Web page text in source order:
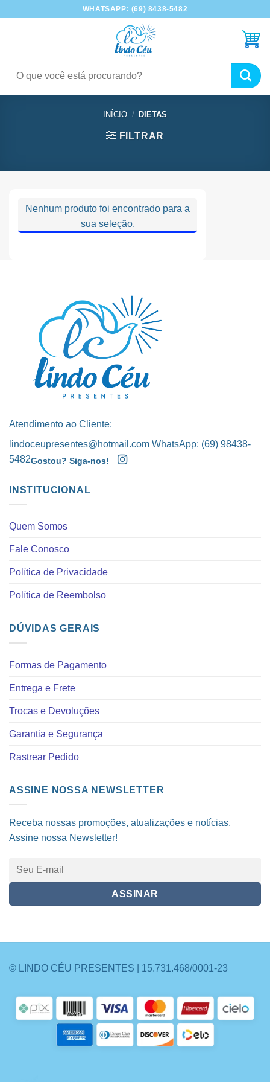
WHATSAPP: (69) 8438-5482
Pesquisar
INÍCIO / DIETAS
FILTRAR
Nenhum produto foi encontrado para a
sua seleção.
Atendimento ao Cliente:
lindoceupresentes@hotmail.com WhatsApp: (69) 98438-
5482Gostou? Siga-nos!
INSTITUCIONAL
Quem Somos
Fale Conosco
Política de Privacidade
Política de Reembolso
DÚVIDAS GERAIS
Formas de Pagamento
Entrega e Frete
Trocas e Devoluções
Garantia e Segurança
Rastrear Pedido
ASSINE NOSSA NEWSLETTER
Receba nossas promoções, atualizações e notícias.
Assine nossa Newsletter!
© LINDO CÉU PRESENTES | 15.731.468/0001-23